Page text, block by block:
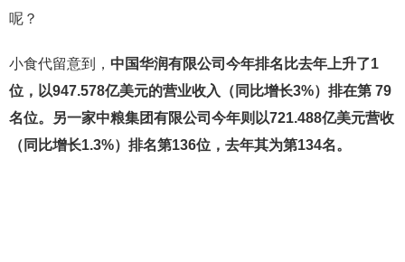
呢？
小食代留意到， 中国华润有限公司今年排名比去年上升了1
位，以947.578亿美元的营业收入（同比增长3%）排在第 79
名位。另一家中粮集团有限公司今年则以721.488亿美元营收
（同比增长1.3%）排名第136位，去年其为第134名。